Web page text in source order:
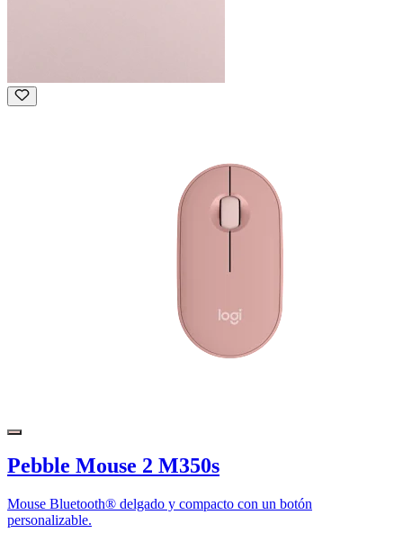
Pebble Mouse 2 M350s
Mouse Bluetooth® delgado y compacto con un botón
personalizable.